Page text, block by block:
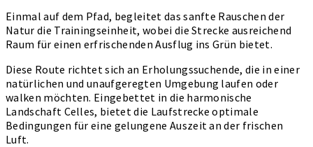
Einmal auf dem Pfad, begleitet das sanfte Rauschen der
Natur die Trainingseinheit, wobei die Strecke ausreichend
Raum für einen erfrischenden Ausflug ins Grün bietet.
Diese Route richtet sich an Erholungssuchende, die in einer
natürlichen und unaufgeregten Umgebung laufen oder
walken möchten. Eingebettet in die harmonische
Landschaft Celles, bietet die Laufstrecke optimale
Bedingungen für eine gelungene Auszeit an der frischen
Luft.